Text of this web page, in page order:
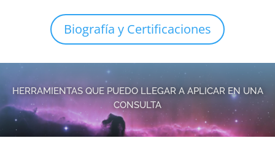
Biografía y Certificaciones
HERRAMIENTAS QUE PUEDO LLEGAR A APLICAR EN UNA
CONSULTA